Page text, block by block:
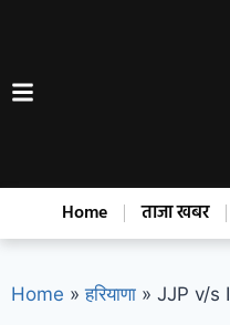
Home ताजा खबर
Home » हरियाणा » JJP v/s